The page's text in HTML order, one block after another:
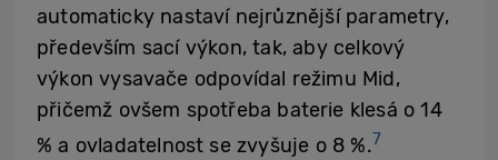
automaticky nastaví nejrůznější parametry,
především sací výkon, tak, aby celkový
výkon vysavače odpovídal režimu Mid,
přičemž ovšem spotřeba baterie klesá o 14
% a ovladatelnost se zvyšuje o 8 %.7